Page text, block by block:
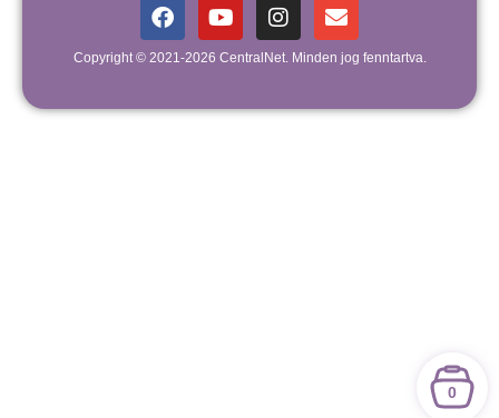
Copyright © 2021-2026 CentralNet. Minden jog fenntartva.
0